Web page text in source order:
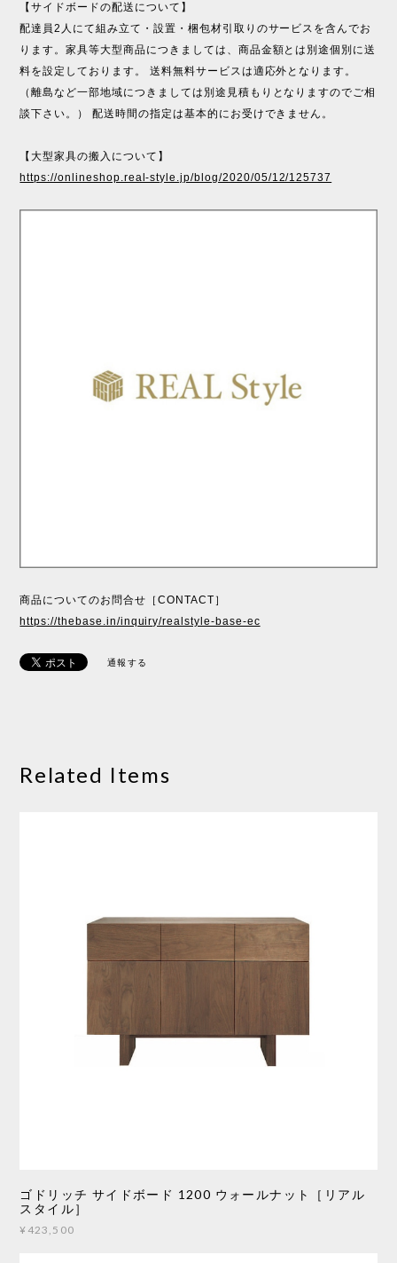
【サイドボードの配送について】
配達員2人にて組み立て・設置・梱包材引取りのサービスを含んでお
ります。家具等大型商品につきましては、商品金額とは別途個別に送
料を設定しております。 送料無料サービスは適応外となります。
（離島など一部地域につきましては別途見積もりとなりますのでご相
談下さい。） 配送時間の指定は基本的にお受けできません。
【大型家具の搬入について】
https://onlineshop.real-style.jp/blog/2020/05/12/125737
商品についてのお問合せ［CONTACT］
https://thebase.in/inquiry/realstyle-base-ec
通報する
Related Items
ゴドリッチ サイドボード 1200 ウォールナット［リアル
スタイル］
¥423,500